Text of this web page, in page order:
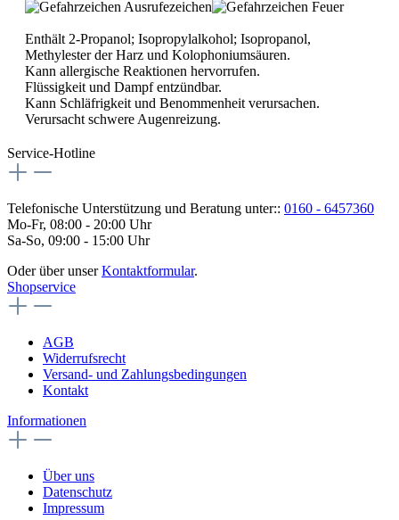
Enthält 2-Propanol; Isopropylalkohol; Isopropanol,
Methylester der Harz und Kolophoniumsäuren.
Kann allergische Reaktionen hervorrufen.
Flüssigkeit und Dampf entzündbar.
Kann Schläfrigkeit und Benommenheit verursachen.
Verursacht schwere Augenreizung.
Service-Hotline
Telefonische Unterstützung und Beratung unter:: 0160 - 6457360
Mo-Fr, 08:00 - 20:00 Uhr
Sa-So, 09:00 - 15:00 Uhr
Oder über unserKontaktformular.
Shopservice
AGB
Widerrufsrecht
Versand- und Zahlungsbedingungen
Kontakt
Informationen
Über uns
Datenschutz
Impressum